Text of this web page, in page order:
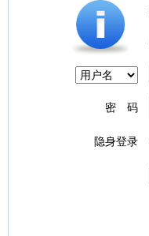
密 码
隐身登录